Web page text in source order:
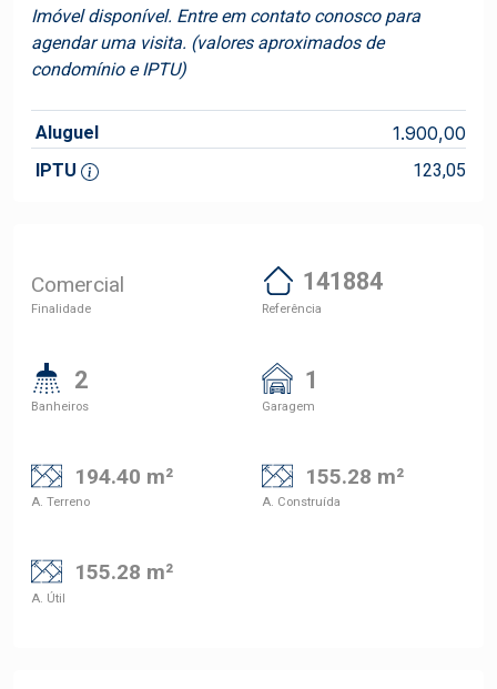
Imóvel disponível. Entre em contato conosco para
agendar uma visita. (valores aproximados de
condomínio e IPTU)
Aluguel 1.900,00
IPTU 123,05
Comercial
Finalidade
141884
Referência
2
Banheiros
1
Garagem
194.40 m²
A. Terreno
155.28 m²
A. Construída
155.28 m²
A. Útil